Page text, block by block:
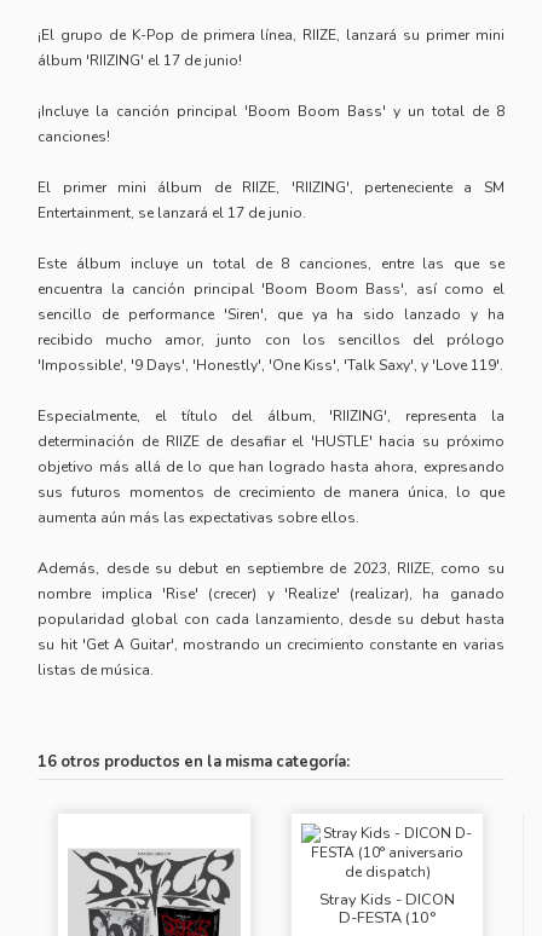
¡El grupo de K-Pop de primera línea, RIIZE, lanzará su primer mini
álbum 'RIIZING' el 17 de junio!
¡Incluye la canción principal 'Boom Boom Bass' y un total de 8
canciones!
El primer mini álbum de RIIZE, 'RIIZING', perteneciente a SM
Entertainment, se lanzará el 17 de junio.
Este álbum incluye un total de 8 canciones, entre las que se
encuentra la canción principal 'Boom Boom Bass', así como el
sencillo de performance 'Siren', que ya ha sido lanzado y ha
recibido mucho amor, junto con los sencillos del prólogo
'Impossible', '9 Days', 'Honestly', 'One Kiss', 'Talk Saxy', y 'Love 119'.
Especialmente, el título del álbum, 'RIIZING', representa la
determinación de RIIZE de desafiar el 'HUSTLE' hacia su próximo
objetivo más allá de lo que han logrado hasta ahora, expresando
sus futuros momentos de crecimiento de manera única, lo que
aumenta aún más las expectativas sobre ellos.
Además, desde su debut en septiembre de 2023, RIIZE, como su
nombre implica 'Rise' (crecer) y 'Realize' (realizar), ha ganado
popularidad global con cada lanzamiento, desde su debut hasta
su hit 'Get A Guitar', mostrando un crecimiento constante en varias
listas de música.
16 otros productos en la misma categoría:
Stray Kids - DICON
D-FESTA (10°